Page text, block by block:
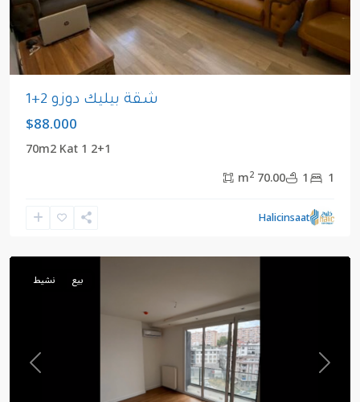
شقة بيليك دوزو 2+1
$88.000
2+1 70m2 Kat 1
1
1
70.00 m
2
Halicinsaat
يعقوب
بيليك
Next
بيع نشيط